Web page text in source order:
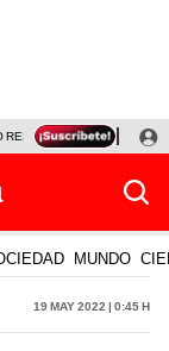
RESULTADOS HOY
MUNDO
19 May 2022 | 0:45 h